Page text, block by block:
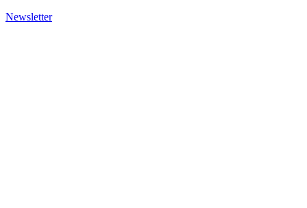
Newsletter